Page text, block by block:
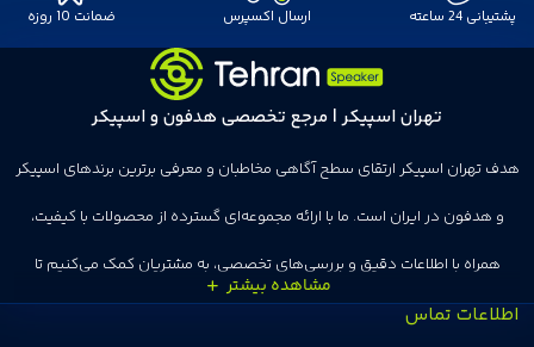
پشتیبانی 24 ساعته ارسال اکسپرس ضمانت 10 روزه
تهران اسپیکر | مرجع تخصصی هدفون و اسپیکر
هدف تهران اسپیکر ارتقای سطح آگاهی مخاطبان و معرفی برترین برندهای اسپیکر
و هدفون در ایران است. ما با ارائه مجموعه‌ای گسترده از محصولات با کیفیت،
همراه با اطلاعات دقیق و بررسی‌های تخصصی، به مشتریان کمک می‌کنیم تا
انتخاب‌های درست و هوشمندانه‌ای داشته باشند. تهران اسپیکر با تجربه‌ای بیش از
اطلاعات تماس